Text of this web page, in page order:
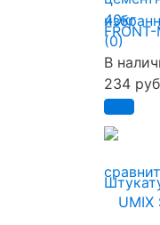
40кг
(0)
В
234